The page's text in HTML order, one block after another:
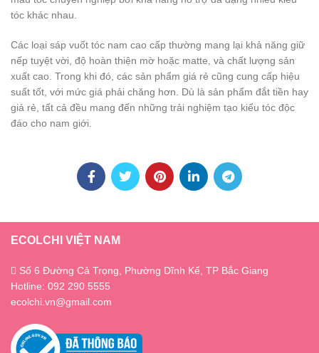
tóc khác nhau.
Các loại sáp vuốt tóc nam cao cấp thường mang lại khả năng giữ
nếp tuyệt vời, độ hoàn thiện mờ hoặc matte, và chất lượng sản
xuất cao. Trong khi đó, các sản phẩm giá rẻ cũng cung cấp hiệu
suất tốt, với mức giá phải chăng hơn. Dù là sản phẩm đắt tiền hay
giá rẻ, tất cả đều mang đến những trải nghiệm tạo kiểu tóc độc
đáo cho nam giới.
ECOLCHI VIỆT NAM
Số 6 Đường Cả Trọng, Phường Dĩnh Kế, TP Bắc Giang
Hotline: 092 290 5555
ecolchi.vn@gmail.com